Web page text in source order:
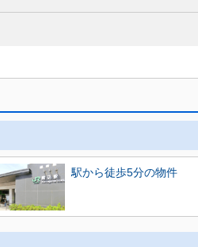
駅から徒歩5分の物件